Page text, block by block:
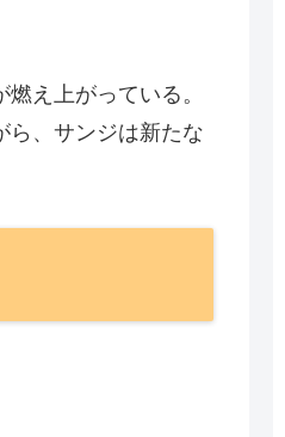
え上がっている。
ら、サンジは新たな